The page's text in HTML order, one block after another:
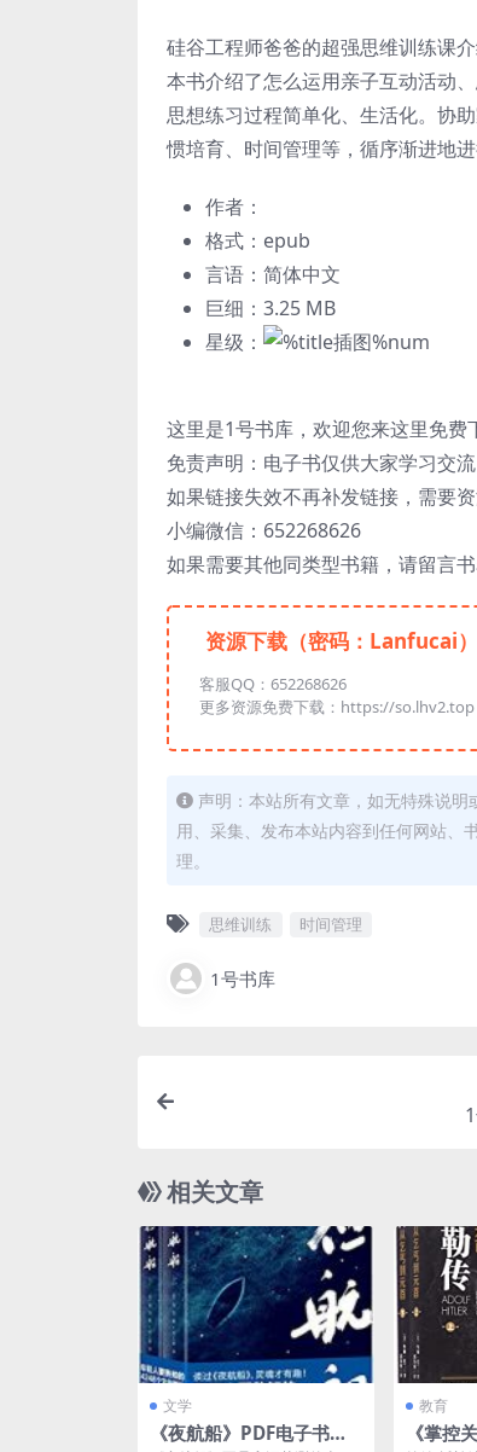
硅谷工程师爸爸的超强思维训练课
本书介绍了怎么运用亲子互动活动
思想练习过程简单化、生活化。协
惯培育、时间管理等，循序渐进地
作者：
格式：epub
言语：简体中文
巨细：3.25 MB
星级：
这里是1号书库，欢迎您来这里免费
免责声明：电子书仅供大家学习交
如果链接失效不再补发链接，需要资
小编微信：652268626
如果需要其他同类型书籍，请留言书
资源下载（密码：Lanfucai）
客服QQ：652268626
更多资源免费下载：https://so.lhv2.top
声明：本站所有文章，如无特殊说
用、采集、发布本站内容到任何网站、
理。
思维训练 时间管理
1号书库
相关文章
文学
《夜航船》PDF电子书下
教育
《掌控